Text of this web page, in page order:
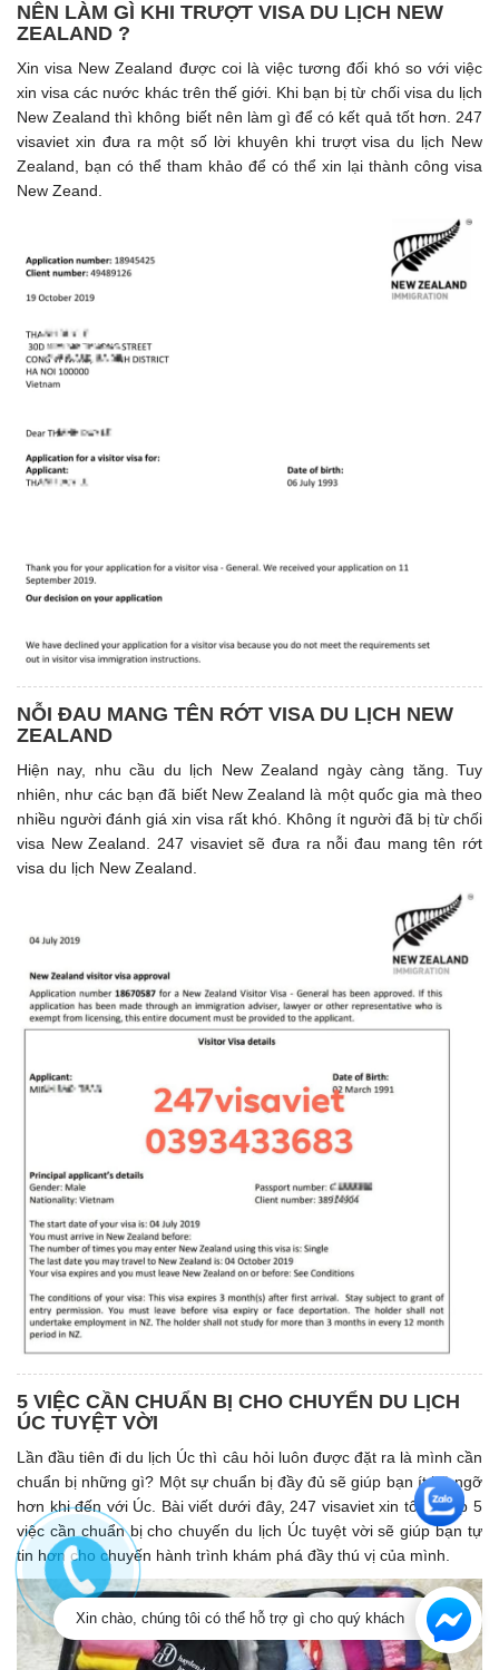
NÊN LÀM GÌ KHI TRƯỢT VISA DU LỊCH NEW
ZEALAND ?
Xin visa New Zealand được coi là việc tương đối khó so với việc
xin visa các nước khác trên thế giới. Khi bạn bị từ chối visa du lịch
New Zealand thì không biết nên làm gì để có kết quả tốt hơn. 247
visaviet xin đưa ra một số lời khuyên khi trượt visa du lịch New
Zealand, bạn có thể tham khảo để có thể xin lại thành công visa
New Zeand.
NỖI ĐAU MANG TÊN RỚT VISA DU LỊCH NEW
ZEALAND
Hiện nay, nhu cầu du lịch New Zealand ngày càng tăng. Tuy
nhiên, như các bạn đã biết New Zealand là một quốc gia mà theo
nhiều người đánh giá xin visa rất khó. Không ít người đã bị từ chối
visa New Zealand. 247 visaviet sẽ đưa ra nỗi đau mang tên rớt
visa du lịch New Zealand.
5 VIỆC CẦN CHUẨN BỊ CHO CHUYỂN DU LỊCH
ÚC TUYỆT VỜI
Lần đầu tiên đi du lịch Úc thì câu hỏi luôn được đặt ra là mình cần
chuẩn bị những gì? Một sự chuẩn bị đầy đủ sẽ giúp bạn ít bỡ ngỡ
hơn khi đến với Úc. Bài viết dưới đây, 247 visaviet xin tổng hợp 5
việc cần chuẩn bị cho chuyến du lịch Úc tuyệt vời sẽ giúp bạn tự
tin hơn cho chuyến hành trình khám phá đầy thú vị của mình.
Xin chào, chúng tôi có thể hỗ trợ gì cho quý khách